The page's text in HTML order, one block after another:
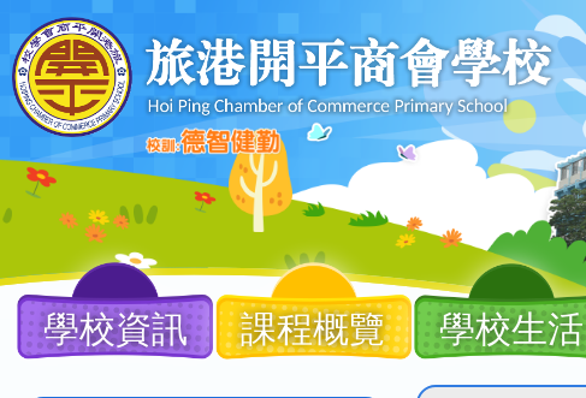
移至主內容
Main
navigation
學校資訊 課程概覽 學校生活